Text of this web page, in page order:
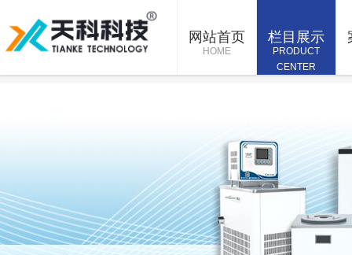
网站首页
HOME
栏目展示
PRODUCT
CENTER